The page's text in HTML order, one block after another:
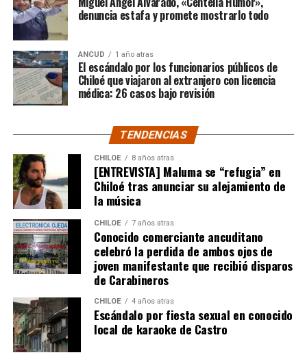
Fuente: El Insular
entre ambos planteles.
El ‘Millonario’ fue quien dominó las acciones a lo largo
del encuentro y quien generó las chances más claras,
pero no estuvo fino a la hora de convertir.
El cuadro ‘Xeneize’, por su parte, resistió hasta último
momento y solo a través de Sebastián Villa tuvo alguna
oportunidad de gol.
Tras un primer tiempo donde los locales dominaron,
Boca reaccionó en la segunda mitad para darle algo de
trabajo al portero Franco Armani
figura fue el guardametas visitante,
quien tuvo tres intervenciones notables.
River buscaba de todas las maneras abrir el marcador,
pero algo siempre se lo impedía. A los 12′ del segundo
tiempo, Nicolás De la Cruz sacó un remate tremendo de
media distancia que llevaba destino de gol, pero que
‘Chiquito’ con un manotazo salvador, mandó al córner.
denuncia estafa y promete mostrarlo todo
ANCUD 1 año atras
El escándalo por los funcionarios públicos de
Chiloé que viajaron al extranjero con licencia
médica: 26 casos bajo revisión
TENDENCIAS
CHILOE 8 años atras
[ENTREVISTA] Maluma se “refugia” en
Chiloé tras anunciar su alejamiento de
la música
CHILOE 7 años atras
Conocido comerciante ancuditano
celebró la perdida de ambos ojos de
joven manifestante que recibió disparos
de Carabineros
CHILOE 4 años atras
Escándalo por fiesta sexual en conocido
local de karaoke de Castro